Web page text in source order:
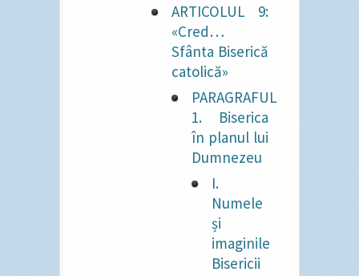
ARTICOLUL 9:
«Cred…
Sfânta Biserică
catolică»
PARAGRAFUL
1. Biserica
în planul lui
Dumnezeu
I.
Numele
și
imaginile
Bisericii